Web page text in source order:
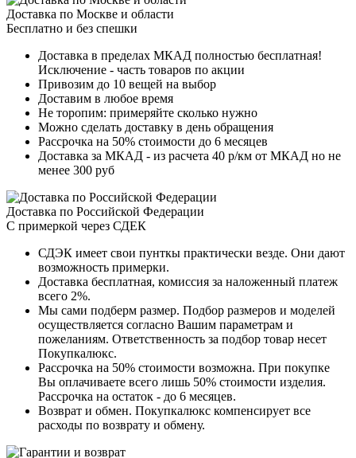
Доставка по Москве и области
Бесплатно и без спешки
Доставка в пределах МКАД полностью бесплатная!
Исключение - часть товаров по акции
Привозим до 10 вещей на выбор
Доставим в любое время
Не торопим: примеряйте сколько нужно
Можно сделать доставку в день обращения
Рассрочка на 50% стоимости до 6 месяцев
Доставка за МКАД - из расчета 40 р/км от МКАД но не
менее 300 руб
Доставка по Российской Федерации
С примеркой через СДЕК
СДЭК имеет свои пунткы практически везде. Они дают
возможность примерки.
Доставка бесплатная, комиссия за наложенный платеж
всего 2%.
Мы сами подберм размер. Подбор размеров и моделей
осуществляется согласно Вашим параметрам и
пожеланиям. Ответственность за подбор товар несет
Покупкалюкс.
Рассрочка на 50% стоимости возможна. При покупке
Вы оплачиваете всего лишь 50% стоимости изделия.
Рассрочка на остаток - до 6 месяцев.
Возврат и обмен. Покупкалюкс компенсирует все
расходы по возврату и обмену.